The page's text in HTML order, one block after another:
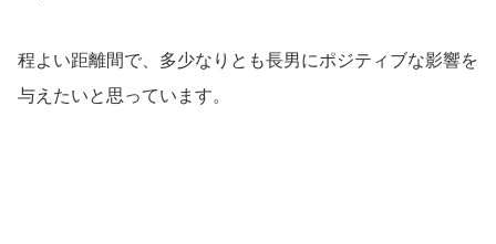
程よい距離間で、多少なりとも長男にポジティブな影響を
与えたいと思っています。